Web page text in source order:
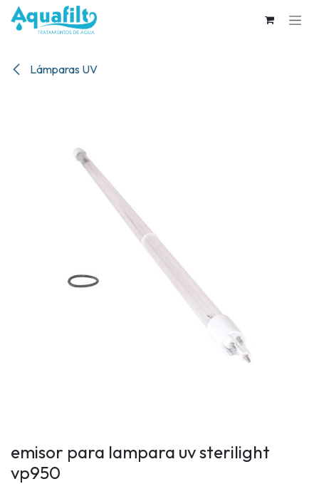
Ir al contenido
Lámparas UV
emisor para lampara uv sterilight
vp950